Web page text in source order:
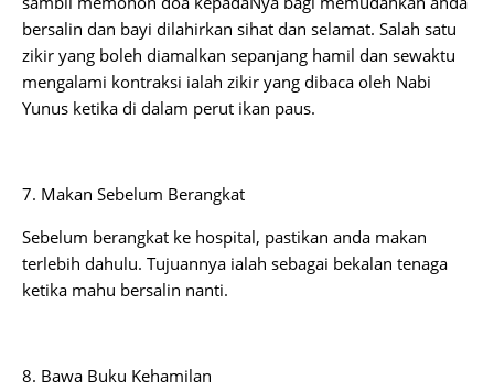
bersalin dan bayi dilahirkan sihat dan selamat. Salah satu
zikir yang boleh diamalkan sepanjang hamil dan sewaktu
mengalami kontraksi ialah zikir yang dibaca oleh Nabi
Yunus ketika di dalam perut ikan paus.
7. Makan Sebelum Berangkat
Sebelum berangkat ke hospital, pastikan anda makan
terlebih dahulu. Tujuannya ialah sebagai bekalan tenaga
ketika mahu bersalin nanti.
8. Bawa Buku Kehamilan